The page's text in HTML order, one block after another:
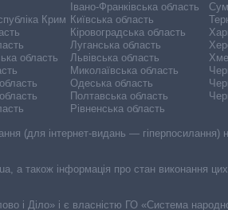
Крим
область
Івано-Франківська область
Київська область
Кіровоградська область
Луганська область
Львівська область
Миколаївська область
Одеська область
Полтавська область
Рівненська область
(для інтернет-видань —
а також інформація про стан виконання
і Діло» і є власністю ГО «Система